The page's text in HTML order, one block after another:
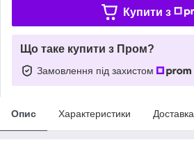
Купити з
Що таке купити з Пром?
Замовлення під захистом
Опис Характеристики Доставка